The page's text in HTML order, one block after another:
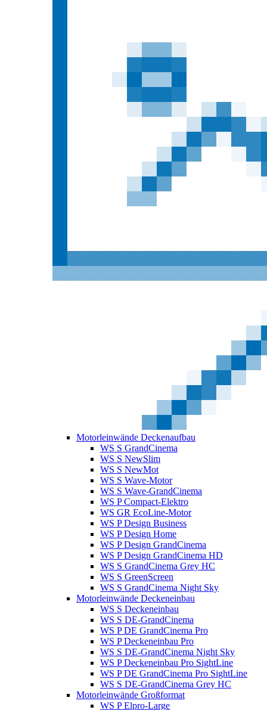
Motorleinwände Deckenaufbau
WS S GrandCinema
WS S NewSlim
WS S NewMot
WS S Wave-Motor
WS S Wave-GrandCinema
WS P Compact-Elektro
WS GR EcoLine-Motor
WS P Design Business
WS P Design Home
WS P Design GrandCinema
WS P Design GrandCinema HD
WS S GrandCinema Grey HC
WS S GreenScreen
WS S GrandCinema Night Sky
Motorleinwände Deckeneinbau
WS S Deckeneinbau
WS S DE-GrandCinema
WS P DE GrandCinema Pro
WS P Deckeneinbau Pro
WS S DE-GrandCinema Night Sky
WS P Deckeneinbau Pro SightLine
WS P DE GrandCinema Pro SightLine
WS S DE-GrandCinema Grey HC
Motorleinwände Großformat
WS P Elpro-Large